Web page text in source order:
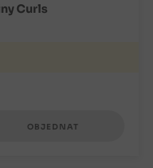
Curls
OBJEDNAT